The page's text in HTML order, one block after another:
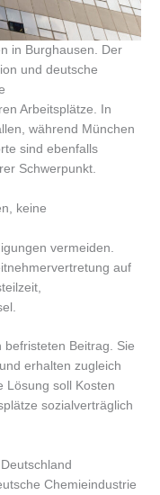
in Burghausen. Der
und deutsche
Arbeitsplätze. In
während München
sind ebenfalls
Schwerpunkt.
keine
vermeiden.
auf
Beitrag. Sie
erhalten zugleich
Lösung soll Kosten
sozialverträglich
Chemieindustrie